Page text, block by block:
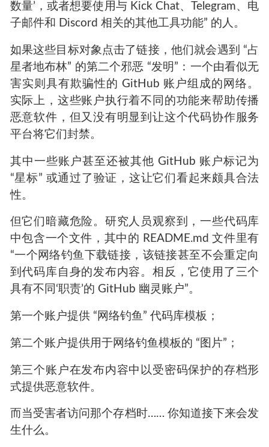
数量’，或者想要使用与 Kick Chat、Telegram、电
子邮件和 Discord 相关的其他工具功能” 的人。
如果这些目标对象点击了链接，他们就会遇到 “占
星者地布林” 的第二个邪恶 “发明”：一个由看似无
害实则具有欺骗性的 GitHub 账户组成的网络。
实际上，这些账户执行着不同的功能来帮助传播
恶意软件，但又没有明显到让这个代码协作服务
平台将它们封禁。
其中一些账户甚至还被其他 GitHub 账户标记为
“星标” 或通过了验证，这让它们看起来颇具合法
性。
但它们暗藏危险。研究人员观察到，一些代码库
中包含一个文件，其中的 README.md 文件里有
“一个网络钓鱼下载链接，该链接甚至不会重定向
到代码库自身的发布内容。相反，它使用了三个
具有不同‘职责’的 GitHub 幽灵账户”。
第一个账户提供 “网络钓鱼” 代码库模板；
第二个账户提供用于网络钓鱼模板的 “图片”；
第三个账户在发布内容中以受密码保护的存档形
式提供恶意软件。
而当受害者访问那个存档时…… 你知道接下来会发
生什么。